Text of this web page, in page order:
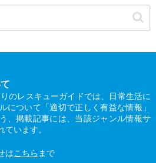
のレスキューガイドでは、日常生活に
について「適切で正しく有益な情報」
、掲載記事には、当該ジャンル情報サ
います。
はこちら まで